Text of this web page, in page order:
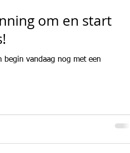
om en start
begin vandaag nog met een